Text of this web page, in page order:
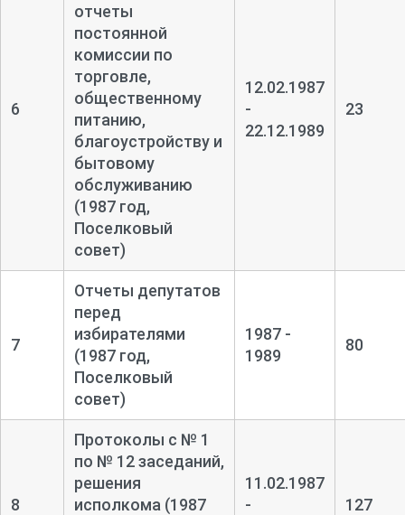
6
отчеты
постоянной
комиссии по
торговле,
общественному
питанию,
благоустройству и
бытовому
обслуживанию
(1987 год,
Поселковый
совет)
12.02.1987
-
22.12.1989
23
7
Отчеты депутатов
перед
избирателями
(1987 год,
Поселковый
совет)
1987 -
1989
80
8
Протоколы с № 1
по № 12 заседаний,
решения
исполкома (1987
11.02.1987
-
127